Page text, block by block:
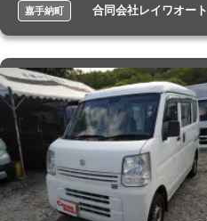
嘉手納町 合同会社レイワオート